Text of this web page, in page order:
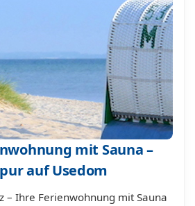
mit Sauna –
auf Usedom
– Ihre Ferienwohnung mit Sauna